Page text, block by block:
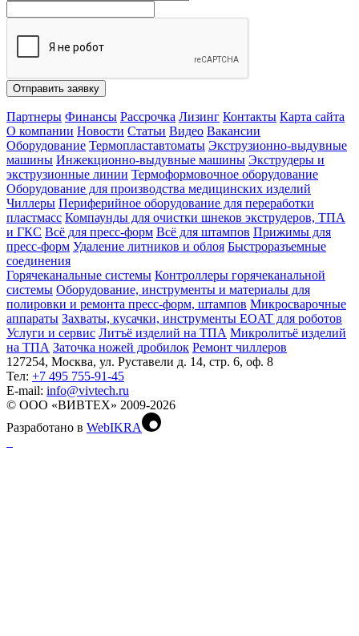
Отправить заявку
Партнеры Финансы Рассрочка Лизинг Контакты Карта сайта
О компании Новости Статьи Видео Вакансии
Оборудование Термопластавтоматы Экструзионно-выдувные
машины Инжекционно-выдувные машины Экструдеры и
экструзионные линии Термоформовочное оборудование
Оборудование для производства медицинских изделий
Чиллеры Периферийное оборудование для переработки
пластмасс Компаунды для очистки шнеков экструдеров, ТПА
и ГКС Всё для пресс-форм Всё для штампов Прижимы для
пресс-форм Удаление литников и облоя Быстроразъемные
соединения
Горячеканальные системы Контроллеры горячеканальной
системы Оборудование, инструменты и материалы для
полировки и ремонта пресс-форм, штампов Микросварочные
аппараты Захваты, кусачки, инструменты EOAT для роботов
Услуги и сервис Литъё изделий на ТПА Микролитьё изделий
на ТПА Заточка ножей дробилок Ремонт чиллеров
127254, Москва, ул. Руставели д. 14, стр. 6, оф. 8
Тел: +7 495 755-91-45
Е-mail: info@vivtech.ru
© ООО «ВИВТЕХ» 2009-2026
Разработано в WebIKRA